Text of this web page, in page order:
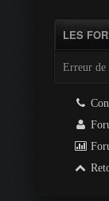
LES
Erreur de